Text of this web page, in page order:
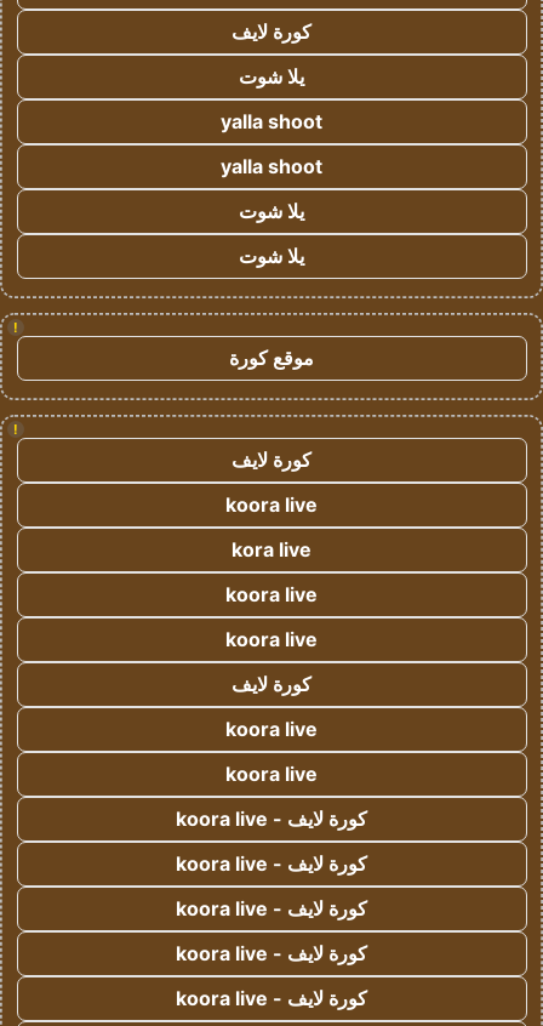
كورة لايف
يلا شوت
yalla shoot
yalla shoot
يلا شوت
يلا شوت
!
موقع كورة
!
كورة لايف
koora live
kora live
koora live
koora live
كورة لايف
koora live
koora live
كورة لايف - koora live
كورة لايف - koora live
كورة لايف - koora live
كورة لايف - koora live
كورة لايف - koora live